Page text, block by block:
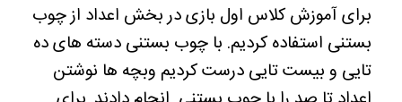
برای آموزش کلاس اول بازی در بخش اعداد از چوب
بستنی استفاده کردیم. با چوب بستنی دسته های ده
تایی و بیست تایی درست کردیم وبچه ها نوشتن